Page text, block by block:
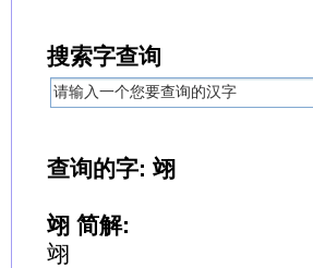
搜索字查询
查询的字: 翊
翊 简解:
翊